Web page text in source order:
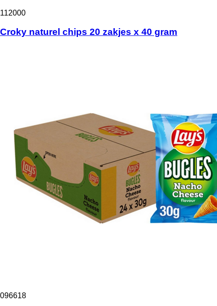
112000
Croky naturel chips 20 zakjes x 40 gram
096618